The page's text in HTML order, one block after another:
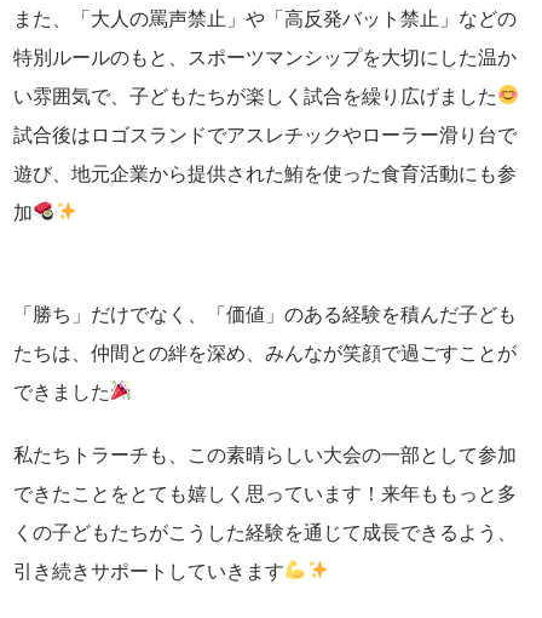
また、「大人の罵声禁止」や「高反発バット禁止」などの
特別ルールのもと、スポーツマンシップを大切にした温か
い雰囲気で、子どもたちが楽しく試合を繰り広げました
試合後はロゴスランドでアスレチックやローラー滑り台で
遊び、地元企業から提供された鮪を使った食育活動にも参
加
「勝ち」だけでなく、「価値」のある経験を積んだ子ども
たちは、仲間との絆を深め、みんなが笑顔で過ごすことが
できました
私たちトラーチも、この素晴らしい大会の一部として参加
できたことをとても嬉しく思っています！来年ももっと多
くの子どもたちがこうした経験を通じて成長できるよう、
引き続きサポートしていきます